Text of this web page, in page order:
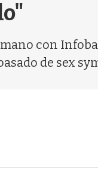
con
de sex